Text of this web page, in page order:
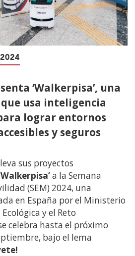
‘Walkerpisa’, una
usa inteligencia
lograr entornos
y seguros
sus proyectos
a la Semana
(SEM) 2024, una
en España por el Ministerio
y el Reto
celebra hasta el próximo
bajo el lema